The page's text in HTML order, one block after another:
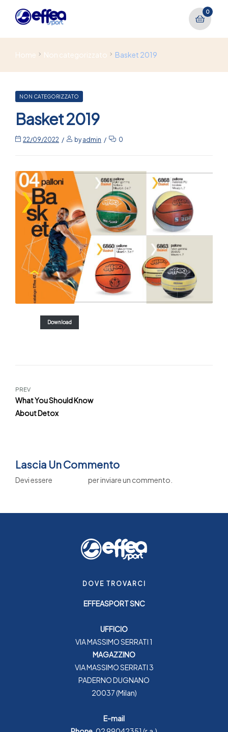
0
Home Non categorizzato Basket 2019
NON CATEGORIZZATO
Basket 2019
22/09/2022 byadmin 0
Download
PREV
What You Should Know
About Detox
Lascia Un Commento
Devi essere per inviare un commento.
DOVE TROVARCI
EFFEASPORT SNC
UFFICIO
VIA MASSIMO SERRATI 1
MAGAZZINO
VIA MASSIMO SERRATI 3
PADERNO DUGNANO
20037 (Milan)
E-mail